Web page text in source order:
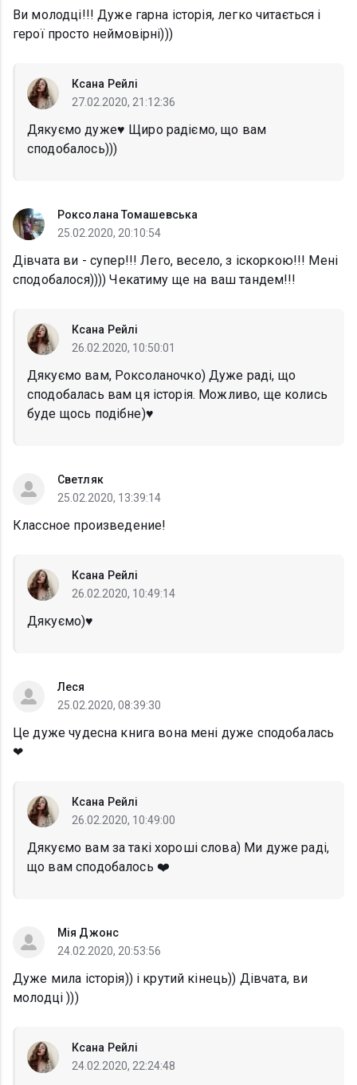
Ви молодці!!! Дуже гарна історія, легко читається і
герої просто неймовірні)))
Ксана Рейлі
27.02.2020, 21:12:36
Дякуємо дуже♥️ Щиро радіємо, що вам
сподобалось)))
Роксолана Томашевська
25.02.2020, 20:10:54
Дівчата ви - супер!!! Лего, весело, з іскоркою!!! Мені
сподобалося)))) Чекатиму ще на ваш тандем!!!
Ксана Рейлі
26.02.2020, 10:50:01
Дякуємо вам, Роксоланочко) Дуже раді, що
сподобалась вам ця історія. Можливо, ще колись
буде щось подібне)♥️
Светляк
25.02.2020, 13:39:14
Классное произведение!
Ксана Рейлі
26.02.2020, 10:49:14
Дякуємо)♥️
Леся
25.02.2020, 08:39:30
Це дуже чудесна книга вона мені дуже сподобалась
❤
Ксана Рейлі
26.02.2020, 10:49:00
Дякуємо вам за такі хороші слова) Ми дуже раді,
що вам сподобалось ❤️
Мія Джонс
24.02.2020, 20:53:56
Дуже мила історія)) і крутий кінець)) Дівчата, ви
молодці )))
Ксана Рейлі
24.02.2020, 22:24:48